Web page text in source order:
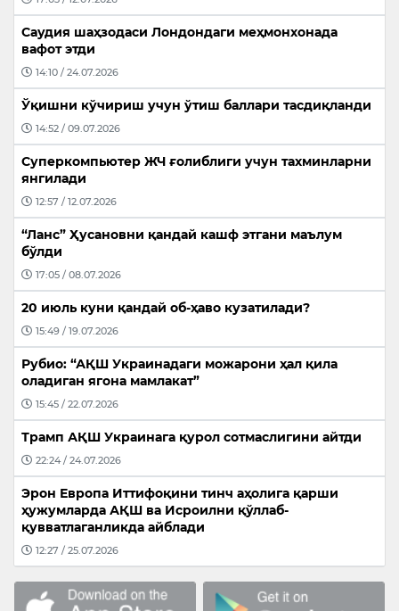
Саудия шаҳзодаси Лондондаги меҳмонхонада
вафот этди
14:10 / 24.07.2026
Ўқишни кўчириш учун ўтиш баллари тасдиқланди
14:52 / 09.07.2026
Суперкомпьютер ЖЧ ғолиблиги учун тахминларни
янгилади
12:57 / 12.07.2026
“Ланс” Ҳусановни қандай кашф этгани маълум
бўлди
17:05 / 08.07.2026
20 июль куни қандай об-ҳаво кузатилади?
15:49 / 19.07.2026
Рубио: “АҚШ Украинадаги можарони ҳал қила
оладиган ягона мамлакат”
15:45 / 22.07.2026
Трамп АҚШ Украинага қурол сотмаслигини айтди
22:24 / 24.07.2026
Эрон Европа Иттифоқини тинч аҳолига қарши
ҳужумларда АҚШ ва Исроилни қўллаб-
қувватлаганликда айблади
12:27 / 25.07.2026